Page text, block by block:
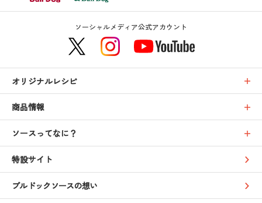
ソーシャルメディア公式アカウント
オリジナルレシピ
商品情報
ソースってなに？
特設サイト
ブルドックソースの想い